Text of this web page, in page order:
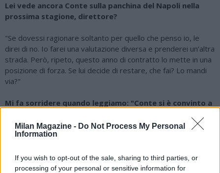
Milan Magazine - Do Not Process My Personal
Information
If you wish to opt-out of the sale, sharing to third parties, or
processing of your personal or sensitive information for
Lei vede ancora Conte sulla panchina del Napoli nella
prossima stagione, direttore?
"Se dovessi ragionare soltanto per quello che penso io, le
direi di no. Io farei una valutazione diversa e prenderei un’altra
strada. Però, ripeto, questo anno di contratto lo mette in una
posizione di forza. Se lui decide di restare, che fai? Lo mandi
via?"
Mi fa sorridere quando leggiamo: "Conte si è convinto a
perché ha ancora un anno di contratto che lui stesso ha
firmato. Nessuno lo ha obbligato. Quindi magari le
sbaglio?